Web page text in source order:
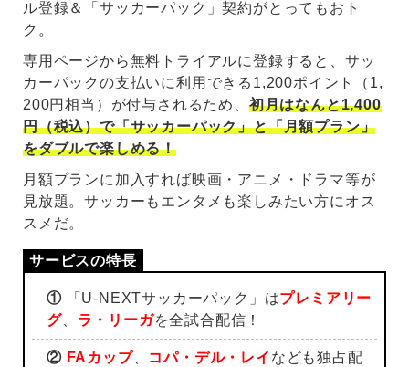
ル登録＆「サッカーパック」契約がとってもおト
ク。
専用ページから無料トライアルに登録すると、サッ
カーパックの支払いに利用できる1,200ポイント（1,
200円相当）が付与されるため、 初月はなんと1,400
円（税込）で「サッカーパック」と「月額プラン」
をダブルで楽しめる！
月額プランに加入すれば映画・アニメ・ドラマ等が
見放題。サッカーもエンタメも楽しみたい方にオス
スメだ。
①「U-NEXTサッカーパック」はプレミアリー
グ、 ラ・リーガを全試合配信！
② FAカップ、 コパ・デル・レイ なども独占配